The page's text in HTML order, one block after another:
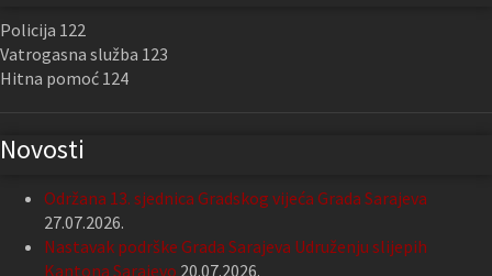
Policija 122
Vatrogasna služba 123
Hitna pomoć 124
Novosti
Održana 13. sjednica Gradskog vijeća Grada Sarajeva
27.07.2026.
Nastavak podrške Grada Sarajeva Udruženju slijepih
Kantona Sarajevo 20.07.2026.